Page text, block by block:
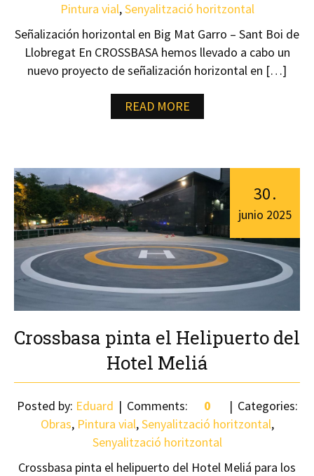
Pintura vial,Senyalització horitzontal
Señalización horizontal en Big Mat Garro – Sant Boi de
Llobregat En CROSSBASA hemos llevado a cabo un
nuevo proyecto de señalización horizontal en […]
READ MORE
Crossbasa pinta el Helipuerto del
Hotel Meliá
30.
junio 2025
Posted by: Eduard Comments: 0
Categories:
Obras, Pintura vial,Senyalització horitzontal,
Senyalització horitzontal
Crossbasa pinta el helipuerto del Hotel Meliá para los